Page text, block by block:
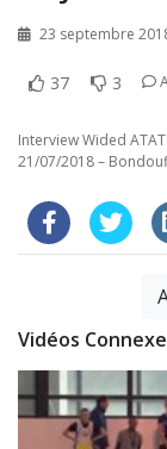
23 septembre
37 3
Interview Wided
21/07/2018 –
Vidéos